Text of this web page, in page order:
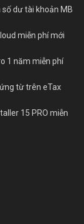
dư tài khoản MB
miễn phí mới
1 năm miễn phí
từ trên eTax
15 PRO miễn